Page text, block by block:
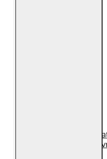
Geaca de Piele
Neagra